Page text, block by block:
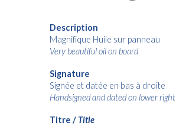
Description
Magnifique Huile sur panneau
Very beautiful oil on board
Signature
Signée et datée en bas à droite
Handsigned and dated on lower right
Titre / Title